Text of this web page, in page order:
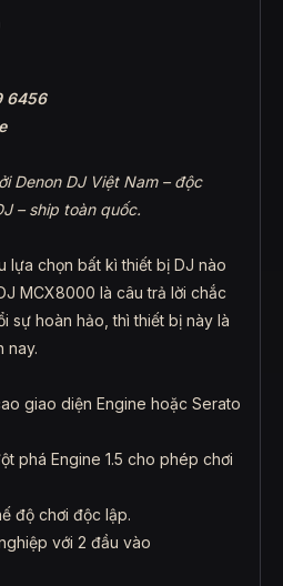
6456
Denon DJ Việt Nam – độc
– ship toàn quốc.
lựa chọn bất kì thiết bị DJ nào
MCX8000 là câu trả lời chắc
sự hoàn hảo, thì thiết bị này là
nay.
giao diện Engine hoặc Serato
phá Engine 1.5 cho phép chơi
độ chơi độc lập.
với 2 đầu vào